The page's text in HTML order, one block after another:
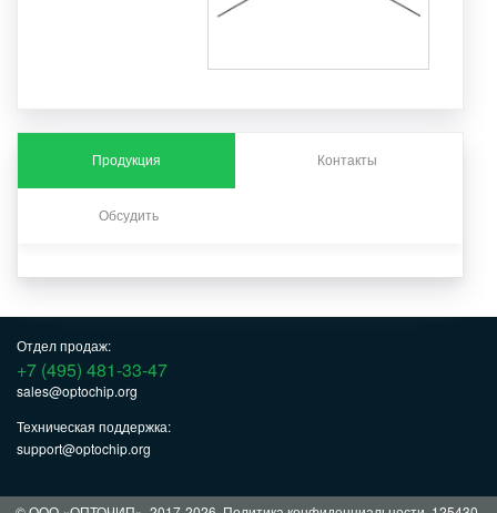
Продукция Контакты
Обсудить
Отдел продаж:
+7 (495) 481-33-47
sales@optochip.org
Техническая поддержка:
support@optochip.org